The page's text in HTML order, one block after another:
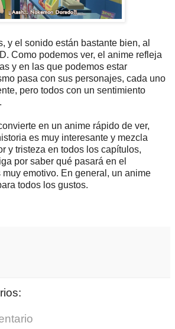
y el sonido están bastante bien, al
Como podemos ver, el anime refleja
y en las que podemos estar
pasa con sus personajes, cada uno
pero todos con un sentimiento
en un anime rápido de ver,
es muy interesante y mezcla
y tristeza en todos los capítulos,
por saber qué pasará en el
emotivo. En general, un anime
todos los gustos.